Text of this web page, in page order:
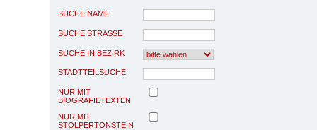
SUCHE NAME
SUCHE STRASSE
SUCHE IN BEZIRK
STADTTEILSUCHE
NUR MIT
BIOGRAFIETEXTEN
NUR MIT
STOLPERTONSTEIN